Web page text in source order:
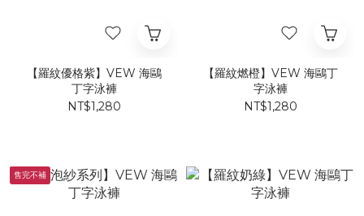
【羅紋優格紫】VEW 海鷗
丁字泳褲
NT$1,280
【羅紋燃橙】VEW 海鷗丁
字泳褲
NT$1,280
售完不補